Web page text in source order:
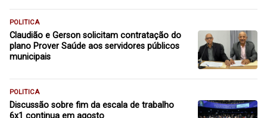
POLITICA
Claudião e Gerson solicitam contratação do
plano Prover Saúde aos servidores públicos
municipais
POLITICA
Discussão sobre fim da escala de trabalho
6x1 continua em agosto